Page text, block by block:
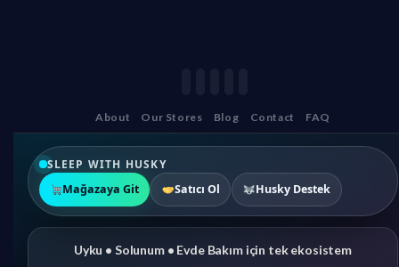
About Our Stores Blog Contact FAQ
SLEEP WITH HUSKY
Mağazaya Git
Satıcı Ol Husky Destek
Uyku • Solunum • Evde Bakım için tek ekosistem